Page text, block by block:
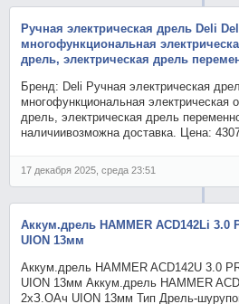
Ручная электрическая дрель Deli
многофункциональная
дрель, электрическая дрель
Бренд: Deli Ручная электрическая
многофункциональная электрическая
дрель, электрическая дрель
наличиивозможна доставка. Цена:
17 декабря 2025, среда 23:51
Аккум.дрель HAMMER ACD142Li 3.0
UION 13мм
Аккум.дрель HAMMER ACD142U 3.0
UION 13мм Аккум.дрель HAMMER
2хЗ.ОАч UION 13мм Тип Дрель-